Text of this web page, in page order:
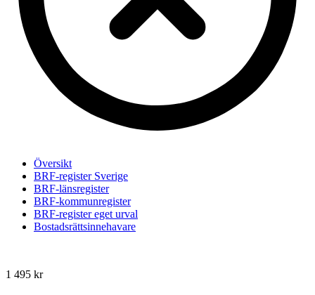
Översikt
BRF-register Sverige
BRF-länsregister
BRF-kommunregister
BRF-register eget urval
Bostadsrättsinnehavare
1 495 kr